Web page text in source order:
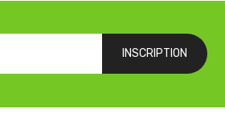
INSCRIPTION